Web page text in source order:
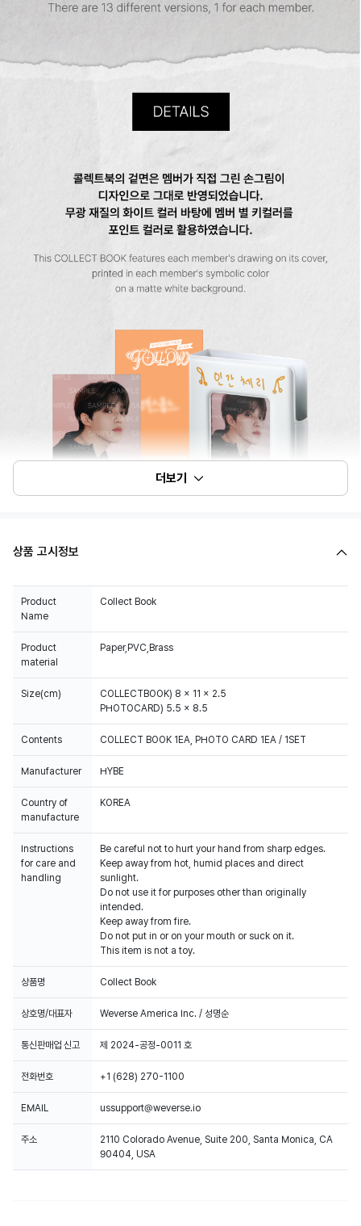
더보기
상품 고시정보
Product
Name
Collect Book
Product
material
Paper,PVC,Brass
Size(cm)
COLLECTBOOK) 8 x 11 x 2.5
PHOTOCARD) 5.5 x 8.5
Contents COLLECT BOOK 1EA, PHOTO CARD 1EA / 1SET
Manufacturer HYBE
Country of
manufacture
KOREA
Instructions
for care and
handling
Be careful not to hurt your hand from sharp edges.
Keep away from hot, humid places and direct
sunlight.
Do not use it for purposes other than originally
intended.
Keep away from fire.
Do not put in or on your mouth or suck on it.
This item is not a toy.
상품명 Collect Book
상호명/대표자 Weverse America Inc. / 성명순
통신판매업 신고 제 2024-공정-0011 호
전화번호 +1 (628) 270-1100
EMAIL ussupport@weverse.io
주소
2110 Colorado Avenue, Suite 200, Santa Monica, CA
90404, USA